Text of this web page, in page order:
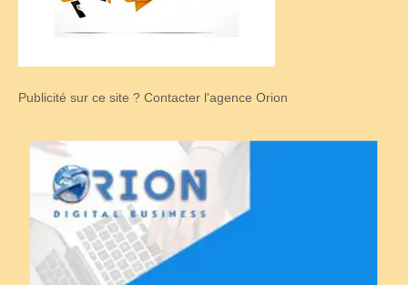
Publicité sur ce site ? Contacter l'agence Orion